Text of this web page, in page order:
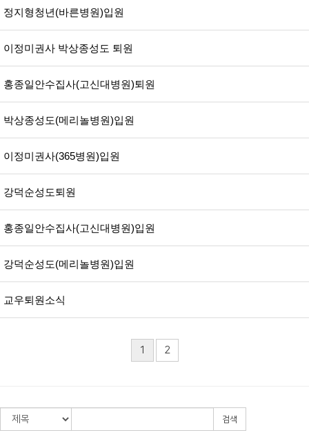
정지형청년(바른병원)입원
이정미권사 박상종성도 퇴원
홍종일안수집사(고신대병원)퇴원
박상종성도(메리놀병원)입원
이정미권사(365병원)입원
강덕순성도퇴원
홍종일안수집사(고신대병원)입원
강덕순성도(메리놀병원)입원
교우퇴원소식
1 2
검색